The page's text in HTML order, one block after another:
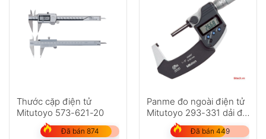
Thước cặp điện tử
Mitutoyo 573-621-20
Đã bán 874
Panme đo ngoài điện tử
Mitutoyo 293-331 dải đo
25-50mm
Đã bán 449